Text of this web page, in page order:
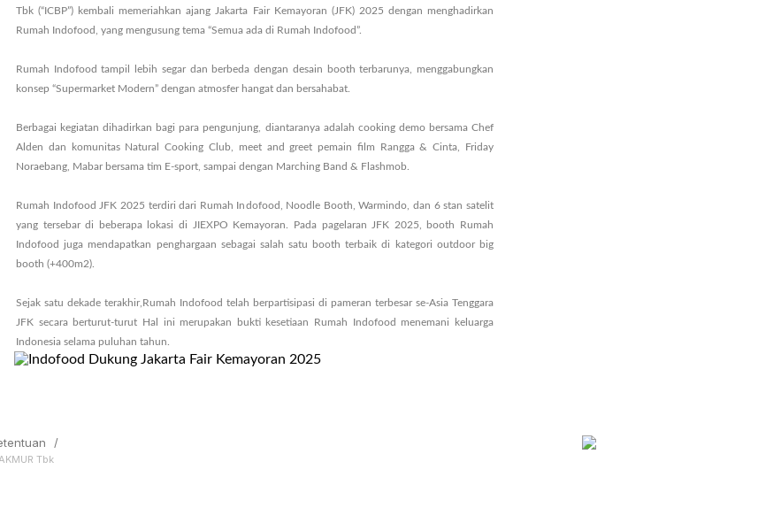
Tbk (“ICBP”) kembali memeriahkan ajang Jakarta Fair Kemayoran (JFK) 2025 dengan menghadirkan
Rumah Indofood, yang mengusung tema “Semua ada di Rumah Indofood”.
Rumah Indofood tampil lebih segar dan berbeda dengan desain booth terbarunya, menggabungkan
konsep “Supermarket Modern” dengan atmosfer hangat dan bersahabat.
Berbagai kegiatan dihadirkan bagi para pengunjung, diantaranya adalah cooking demo bersama Chef
Alden dan komunitas Natural Cooking Club, meet and greet pemain film Rangga & Cinta, Friday
Noraebang, Mabar bersama tim E-sport, sampai dengan Marching Band & Flashmob.
Rumah Indofood JFK 2025 terdiri dari Rumah Indofood, Noodle Booth, Warmindo, dan 6 stan satelit
yang tersebar di beberapa lokasi di JIEXPO Kemayoran. Pada pagelaran JFK 2025, booth Rumah
Indofood juga mendapatkan penghargaan sebagai salah satu booth terbaik di kategori outdoor big
booth (+400m2).
Sejak satu dekade terakhir,Rumah Indofood telah berpartisipasi di pameran terbesar se-Asia Tenggara
JFK secara berturut-turut Hal ini merupakan bukti kesetiaan Rumah Indofood menemani keluarga
Indonesia selama puluhan tahun.
/
Tbk